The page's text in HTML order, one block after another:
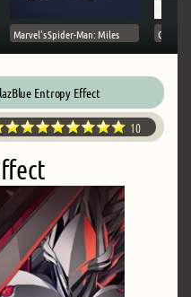
Marvel's Spider-Man: Miles Ghost
Entropy Effect
10